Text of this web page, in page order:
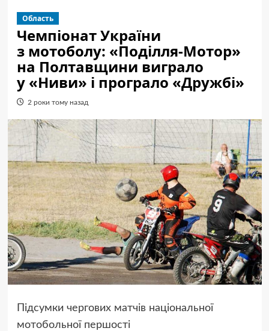
Область
Чемпіонат України
з мотоболу: «Поділля-Мотор»
на Полтавщини виграло
у «Ниви» і програло «Дружбі»
2 роки тому назад
Підсумки чергових матчів національної
мотобольної першості